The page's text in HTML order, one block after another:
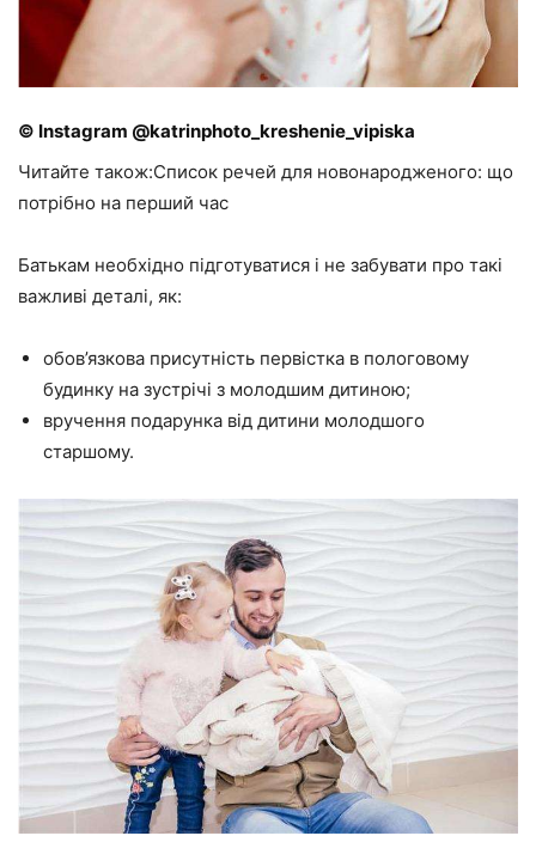
© Instagram @katrinphoto_kreshenie_vipiska
Читайте також:Список речей для новонародженого: що
потрібно на перший час
Батькам необхідно підготуватися і не забувати про такі
важливі деталі, як:
обов’язкова присутність первістка в пологовому
будинку на зустрічі з молодшим дитиною;
вручення подарунка від дитини молодшого
старшому.